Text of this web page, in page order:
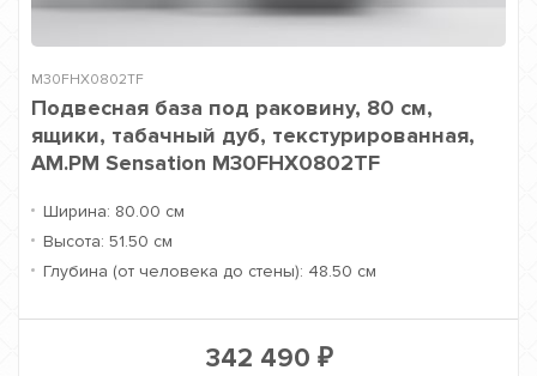
M30FHX0802TF
Подвесная база под раковину, 80 см,
ящики, табачный дуб, текстурированная,
AM.PM Sensation M30FHX0802TF
Ширина: 80.00 см
Высота: 51.50 см
Глубина (от человека до стены): 48.50 см
342 490 ₽